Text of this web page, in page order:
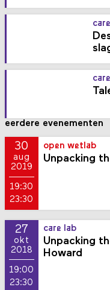
eerdere evenementen
30
aug
2019
19:30
23:30
open wetlab
Unpacking
27
okt
2018
19:00
23:30
care lab
Unpacking
Howard